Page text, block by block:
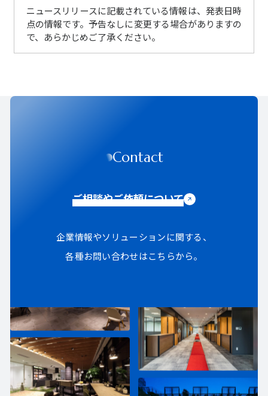
ニュースリリースに記載されている情報は、発表日時
点の情報です。予告なしに変更する場合がありますの
で、あらかじめご了承ください。
Contact
ご相談やご依頼について
企業情報やソリューションに関する、
各種お問い合わせはこちらから。